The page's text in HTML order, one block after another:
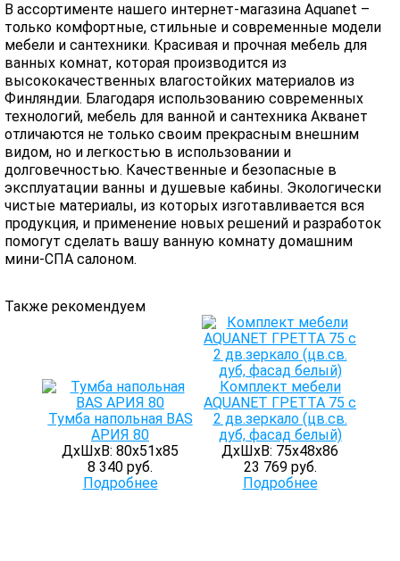
В ассортименте нашего интернет-магазина Aquanet –
только комфортные, стильные и современные модели
мебели и сантехники. Красивая и прочная мебель для
ванных комнат, которая производится из
высококачественных влагостойких материалов из
Финляндии. Благодаря использованию современных
технологий, мебель для ванной и сантехника Акванет
отличаются не только своим прекрасным внешним
видом, но и легкостью в использовании и
долговечностью. Качественные и безопасные в
эксплуатации ванны и душевые кабины. Экологически
чистые материалы, из которых изготавливается вся
продукция, и применение новых решений и разработок
помогут сделать вашу ванную комнату домашним
мини-СПА салоном.
Также рекомендуем
Тумба напольная BAS
АРИЯ 80
ДхШхВ: 80х51х85
8 340 руб.
Подробнее
Комплект мебели
AQUANET ГРЕТТА 75 с
2 дв.зеркало (цв.св.
дуб, фасад белый)
ДхШхВ: 75х48х86
23 769 руб.
Подробнее